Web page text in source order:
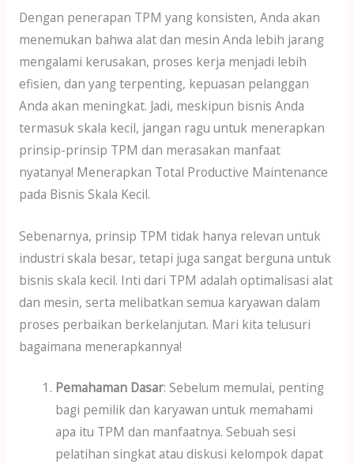
Dengan penerapan TPM yang konsisten, Anda akan
menemukan bahwa alat dan mesin Anda lebih jarang
mengalami kerusakan, proses kerja menjadi lebih
efisien, dan yang terpenting, kepuasan pelanggan
Anda akan meningkat. Jadi, meskipun bisnis Anda
termasuk skala kecil, jangan ragu untuk menerapkan
prinsip-prinsip TPM dan merasakan manfaat
nyatanya! Menerapkan Total Productive Maintenance
pada Bisnis Skala Kecil.
Sebenarnya, prinsip TPM tidak hanya relevan untuk
industri skala besar, tetapi juga sangat berguna untuk
bisnis skala kecil. Inti dari TPM adalah optimalisasi alat
dan mesin, serta melibatkan semua karyawan dalam
proses perbaikan berkelanjutan. Mari kita telusuri
bagaimana menerapkannya!
Pemahaman Dasar: Sebelum memulai, penting
bagi pemilik dan karyawan untuk memahami
apa itu TPM dan manfaatnya. Sebuah sesi
pelatihan singkat atau diskusi kelompok dapat